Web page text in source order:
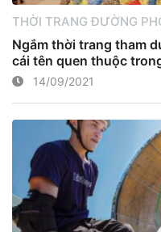
THỜI TRANG ĐƯỜNG
Ngắm thời trang tham
cái tên quen thuộc
14/09/2021